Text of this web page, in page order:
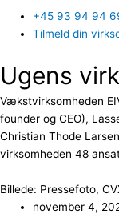
+45 93 94 94
Tilmeld din
Ugens
Vækstvirksomheden
founder og CEO),
Christian Thode
virksomheden 48
Billede: Pressefoto,
november 4,